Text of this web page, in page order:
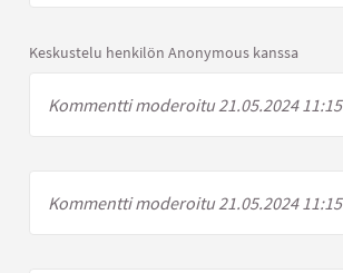
Keskustelu henkilön Anonymous kanssa
Kommentti moderoitu 21.05.2024 11:15
Kommentti moderoitu 21.05.2024 11:15